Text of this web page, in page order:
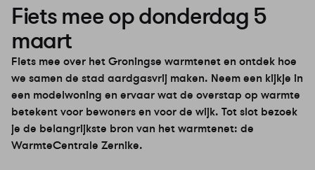
Fiets mee op donderdag 5
maart
Fiets mee over het Groningse warmtenet en ontdek hoe
we samen de stad aardgasvrij maken. Neem een kijkje in
een modelwoning en ervaar wat de overstap op warmte
betekent voor bewoners en voor de wijk. Tot slot bezoek
je de belangrijkste bron van het warmtenet: de
WarmteCentrale Zernike.